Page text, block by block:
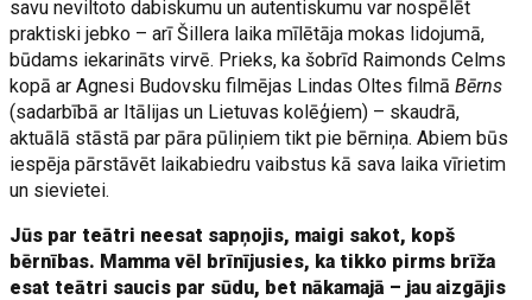
savu neviltoto dabiskumu un autentiskumu var nospēlēt
praktiski jebko – arī Šillera laika mīlētāja mokas lidojumā,
būdams iekarināts virvē. Prieks, ka šobrīd Raimonds Celms
kopā ar Agnesi Budovsku filmējas Lindas Oltes filmāBērns
(sadarbībā ar Itālijas un Lietuvas kolēģiem) – skaudrā,
aktuālā stāstā par pāra pūliņiem tikt pie bērniņa. Abiem būs
iespēja pārstāvēt laikabiedru vaibstus kā sava laika vīrietim
un sievietei.
Jūs par teātri neesat sapņojis, maigi sakot, kopš
bērnības. Mamma vēl brīnījusies, ka tikko pirms brīža
esat teātri saucis par sūdu, bet nākamajā – jau aizgājis